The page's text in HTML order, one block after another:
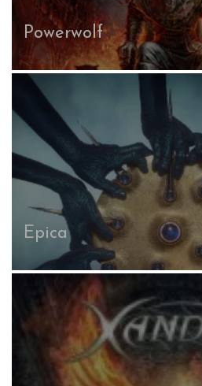
Powerwolf
Epica